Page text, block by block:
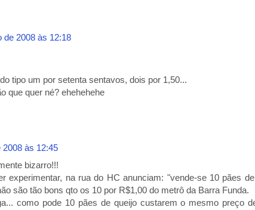
de 2008 às 12:18
tipo um por setenta sentavos, dois por 1,50...
que quer né? ehehehehe
2008 às 12:45
bizarro!!!
experimentar, na rua do HC anunciam: "vende-se 10 pães
são tão bons qto os 10 por R$1,00 do metrô da Barra Funda.
como pode 10 pães de queijo custarem o mesmo preço